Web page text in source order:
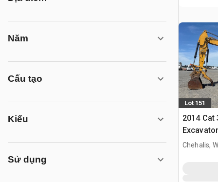
Năm
Cấu tạo
Kiểu
Sử dụng
Lot 151
2014 Cat
Excavator
Chehalis,